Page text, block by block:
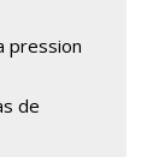
pression
de